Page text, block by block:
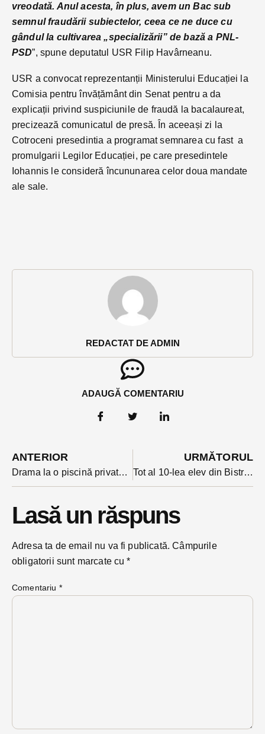
REDACTAT DE ADMIN
ADAUGĂ COMENTARIU
vreodată. Anul acesta, în plus, avem un Bac sub
semnul fraudării subiectelor, ceea ce ne duce cu
gândul la cultivarea „specializării” de bază a PNL-
PSD”, spune deputatul USR Filip Havârneanu.
USR a convocat reprezentanții Ministerului Educației la
Comisia pentru învățământ din Senat pentru a da
explicații privind suspiciunile de fraudă la bacalaureat,
precizează comunicatul de presă. În aceeași zi la
Cotroceni presedintia a programat semnarea cu fast a
promulgarii Legilor Educației, pe care presedintele
Iohannis le consideră încununarea celor doua mandate
ale sale.
ANTERIOR
Drama la o piscină privată din Bistrița: o fetiță de 5 ani în stare critică după ce s-a înecat. A fost resuscitată de un medic care se afla la bazin
URMĂTORUL
Tot al 10-lea elev din Bistrița-Năsăud a contestat nota de la Evaluarea națională. Jumătate dintre contestatarii de la matematica s-au ales cu nota mai mică
Lasă un răspuns
Adresa ta de email nu va fi publicată. Câmpurile
obligatorii sunt marcate cu*
Comentariu *